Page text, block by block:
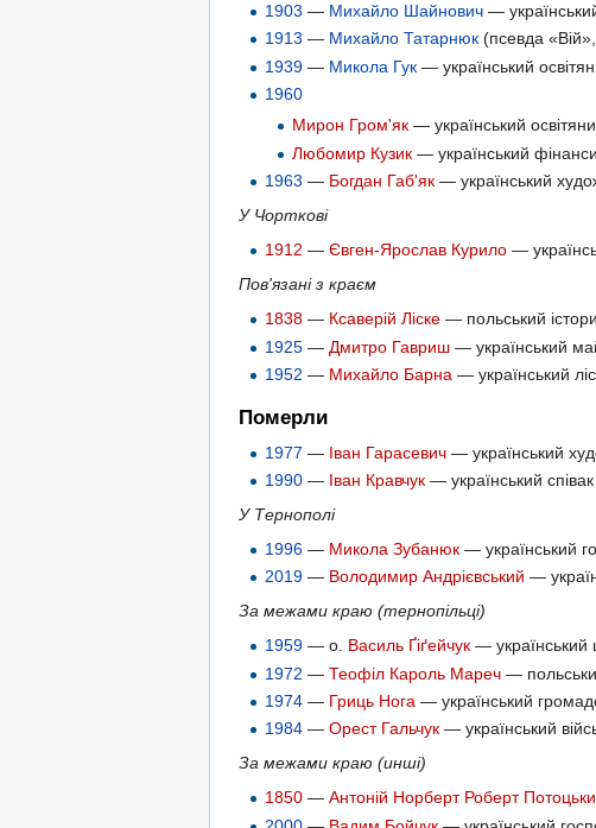
1903 — Михайло Шайнович —
1913 — Михайло Татарнюк (псевда
1939 — Микола Гук — український
1960
Мирон Гром'як— український
Любомир Кузик— український
1963 — Богдан Габ'як — український
У Чорткові
1912 —Євген-Ярослав Курило —
Пов'язані з краєм
1838 — Ксаверій Ліске — польський
1925 — Дмитро Гавриш — український
1952 — Михайло Барна — український
Померли
1977 — Іван Гарасевич — український
1990 — Іван Кравчук — український
У Тернополі
1996 — Микола Зубанюк — український
2019 — Володимир Андрієвський —
За межами краю (тернопільці)
1959 — о. Василь Ґіґейчук — український
1972 —Теофіл Кароль Мареч —
1974 — Гриць Нога — український
1984 —Орест Гальчук — український
За межами краю (инші)
1850 —Антоній Норберт Роберт